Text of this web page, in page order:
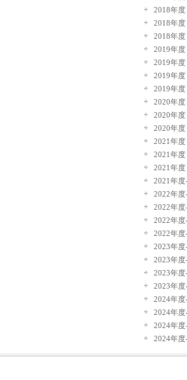
2018年
2018年
2018年
2019年
2019年
2019年
2019年
2020年
2020年
2020年
2021年
2021年
2021年
2021年
2022年
2022年
2022年
2022年
2023年
2023年
2023年
2023年
2024年
2024年
2024年
2024年